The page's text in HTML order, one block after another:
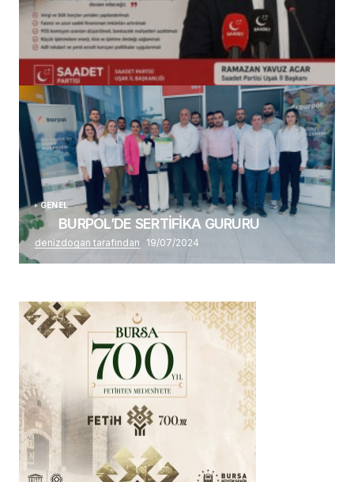
(başlıksız)
Alaattin Karahan tarafından 14/07/2026
GENEL
BURPOL’DE SERTİFİKA GURURU
denizdogan tarafından 19/07/2024